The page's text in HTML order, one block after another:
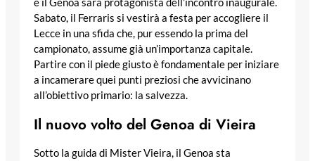
Sabato, il Ferraris si vestirà a festa per accogliere il
Lecce in una sfida che, pur essendo la prima del
campionato, assume già un’importanza capitale.
Partire con il piede giusto è fondamentale per iniziare
a incamerare quei punti preziosi che avvicinano
all’obiettivo primario: la salvezza.
Il nuovo volto del Genoa di Vieira
Sotto la guida di Mister Vieira, il Genoa sta